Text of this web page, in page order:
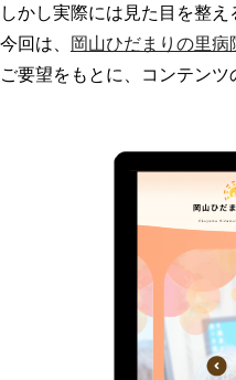
しかし実際には見た目を整
今回は、
岡山ひだまりの里病
ご要望をもとに、コンテン